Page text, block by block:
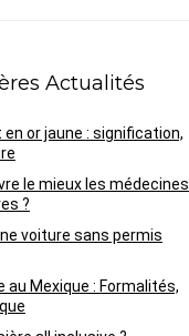
Actualités
or jaune : signification,
le mieux les médecines
?
voiture sans permis
au Mexique : Formalités,